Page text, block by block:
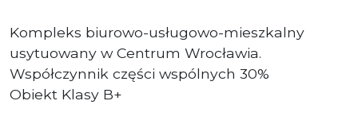
Kompleks biurowo-usługowo-mieszkalny
usytuowany w Centrum Wrocławia.
Współczynnik części wspólnych 30%
Obiekt Klasy B+